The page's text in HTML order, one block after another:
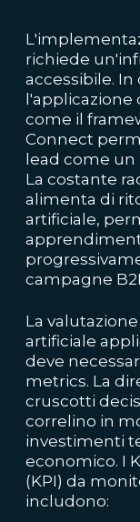
richiede
accessibile.
come il
Connect
lead come un
La costante
alimenta di
artificiale,
campagne
La
artificiale
deve
metrics. La
cruscotti
correlino in
investimenti
economico. I
(KPI) da
includono: